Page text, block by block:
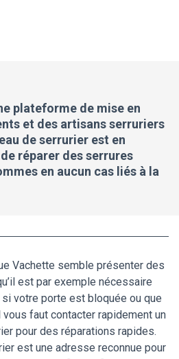
plateforme de mise en
et des artisans serruriers
de serrurier est en
réparer des serrures
en aucun cas liés à la
Vachette semble présenter des
est par exemple nécessaire
si votre porte est bloquée ou que
faut contacter rapidement un
pour des réparations rapides.
est une adresse reconnue pour